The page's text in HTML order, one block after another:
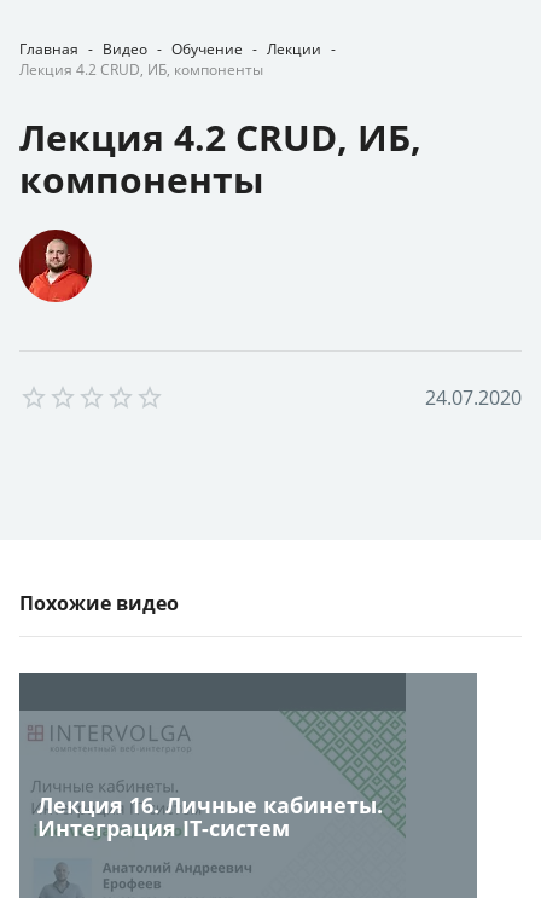
Главная - Видео - Обучение - Лекции -
Лекция 4.2 CRUD, ИБ, компоненты
Лекция 4.2 CRUD, ИБ,
компоненты
24.07.2020
Похожие видео
Лекция 16. Личные кабинеты.
Интеграция IT-систем